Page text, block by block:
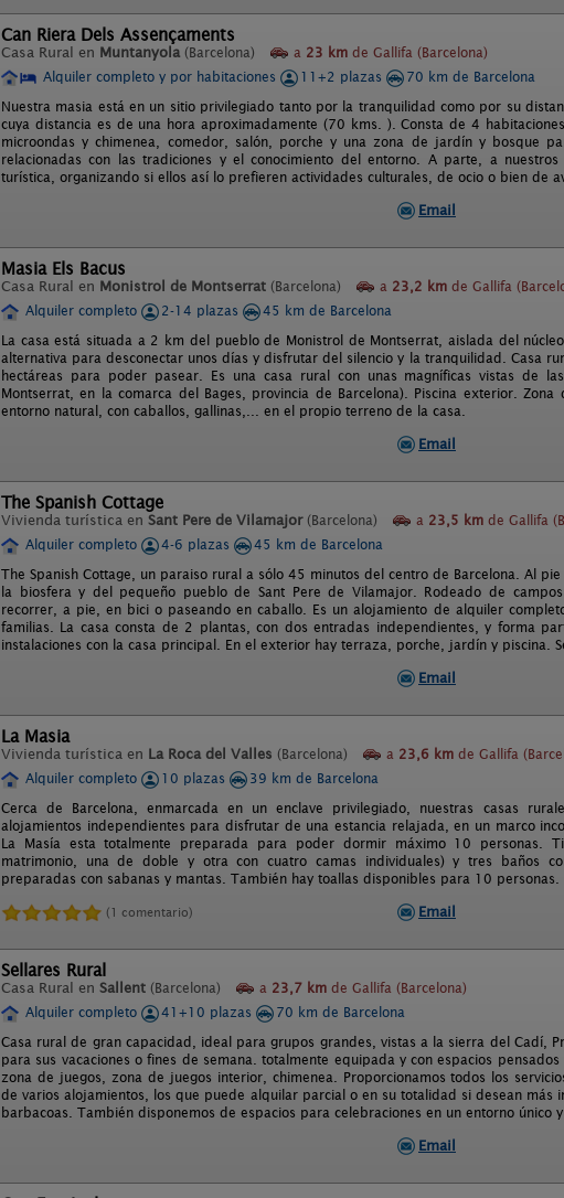
Can Riera Dels Assençaments
Casa Rural en Muntanyola (Barcelona) a 23 km de Gallifa (Barcelona)
Alquiler completo y por habitaciones
11+2 plazas
70 km de Barcelona
Nuestra masia está en un sitio privilegiado tanto por la tranquilidad como por su
cuya distancia es de una hora aproximadamente (70 kms. ). Consta de 4
microondas y chimenea, comedor, salón, porche y una zona de jardín y bosque
relacionadas con las tradiciones y el conocimiento del entorno. A parte, a
turística, organizando si ellos así lo prefieren actividades culturales, de ocio o bien de
Email
Masia Els Bacus
Casa Rural en Monistrol de Montserrat (Barcelona) a 23,2 km de Gallifa
Alquiler completo
2-14 plazas
45 km de Barcelona
La casa está situada a 2 km del pueblo de Monistrol de Montserrat, aislada del
alternativa para desconectar unos días y disfrutar del silencio y la tranquilidad. Casa
hectáreas para poder pasear. Es una casa rural con unas magníficas vistas de
Montserrat, en la comarca del Bages, provincia de Barcelona). Piscina exterior.
entorno natural, con caballos, gallinas,... en el propio terreno de la casa.
Email
The Spanish Cottage
Vivienda turística en Sant Pere de Vilamajor (Barcelona) a 23,5 km de Gallifa
Alquiler completo
4-6 plazas
45 km de Barcelona
The Spanish Cottage, un paraiso rural a sólo 45 minutos del centro de Barcelona. Al
la biosfera y del pequeño pueblo de Sant Pere de Vilamajor. Rodeado de
recorrer, a pie, en bici o paseando en caballo. Es un alojamiento de alquiler
familias. La casa consta de 2 plantas, con dos entradas independientes, y forma
instalaciones con la casa principal. En el exterior hay terraza, porche, jardín y piscina.
Email
La Masia
Vivienda turística en La Roca del Valles (Barcelona) a 23,6 km de Gallifa
Alquiler completo
10 plazas
39 km de Barcelona
Cerca de Barcelona, enmarcada en un enclave privilegiado, nuestras casas
alojamientos independientes para disfrutar de una estancia relajada, en un marco
La Masía esta totalmente preparada para poder dormir máximo 10 personas.
matrimonio, una de doble y otra con cuatro camas individuales) y tres baños
preparadas con sabanas y mantas. También hay toallas disponibles para 10 personas.
(1 comentario) Email
Sellares Rural
Casa Rural en Sallent (Barcelona) a 23,7 km de Gallifa (Barcelona)
Alquiler completo
41+10 plazas
70 km de Barcelona
Casa rural de gran capacidad, ideal para grupos grandes, vistas a la sierra del Cadí,
para sus vacaciones o fines de semana. totalmente equipada y con espacios
zona de juegos, zona de juegos interior, chimenea. Proporcionamos todos los
de varios alojamientos, los que puede alquilar parcial o en su totalidad si desean
barbacoas. También disponemos de espacios para celebraciones en un entorno único y
Email